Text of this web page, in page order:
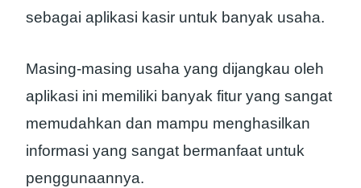
sebagai aplikasi kasir untuk banyak usaha.
Masing-masing usaha yang dijangkau oleh
aplikasi ini memiliki banyak fitur yang sangat
memudahkan dan mampu menghasilkan
informasi yang sangat bermanfaat untuk
penggunaannya.